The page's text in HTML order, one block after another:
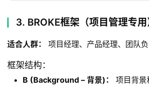
首
页
3. BROKE框架（项目管理专用
适合人群： 项目经理、产品经理、团队
框架结构：
B (Background – 背景)：
项目背景